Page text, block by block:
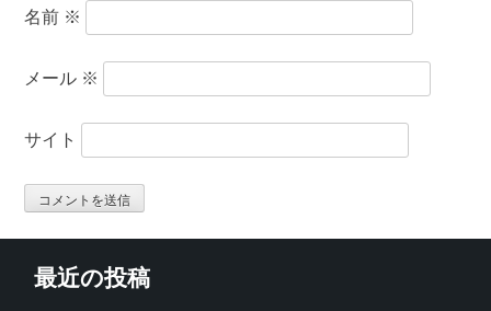
名前 ※
メール ※
サイト
最近の投稿